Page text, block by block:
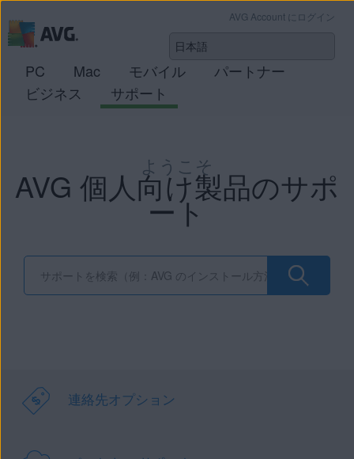
AVG Account にログイン
PC Mac モバイル
パートナー
ビジネス
サポート
ようこそ
AVG 個人向け製品のサポ
ート
連絡先オプション